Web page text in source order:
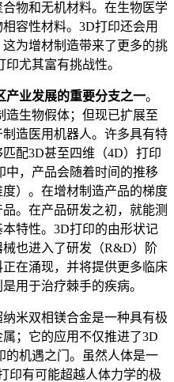
物和无机材料。在生物医学
容性材料。3D打印还会用
为增材制造带来了更多的挑
尤其富有挑战性。
产业发展的重要分支之一。
造生物假体；但现已扩展至
造医用机器人。许多具有特
配3D甚至四维（4D）打印
中，产品会随着时间的推移
）。在增材制造产品的梯度
。在产品研发之初，就能测
特性。3D打印的由形状记
也进入了研发（R&D）阶
在涌现，并将提供更多临床
用于治疗棘手的疾病。
纳米双相镁合金是一种具有极
；它的应用不仅推进了3D
的机遇之门。虽然人体是一
印有可能超越人体力学的极